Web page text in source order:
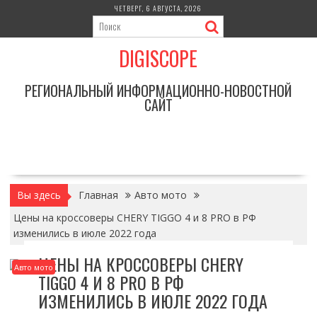
содержимому
ЧЕТВЕРГ, 6 АВГУСТА, 2026
DIGISCOPE
РЕГИОНАЛЬНЫЙ ИНФОРМАЦИОННО-НОВОСТНОЙ
САЙТ
Вы здесь Главная
Авто мото
Цены на кроссоверы CHERY TIGGO 4 и 8 PRO в РФ
изменились в июле 2022 года
Авто мотоЦЕНЫ НА КРОССОВЕРЫ CHERY
TIGGO 4 И 8 PRO В РФ
ИЗМЕНИЛИСЬ В ИЮЛЕ 2022 ГОДА